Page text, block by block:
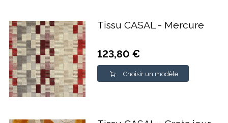
Tissu CASAL - Mercure
123,80 €
Choisir un modèle